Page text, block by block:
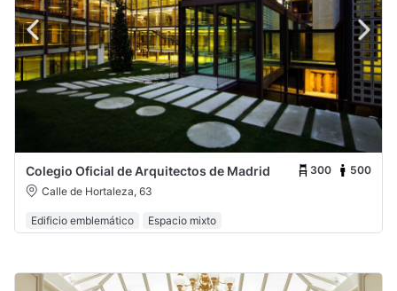
Colegio Oficial de Arquitectos de Madrid 300
500
Calle de Hortaleza, 63
Edificio emblemático Espacio mixto